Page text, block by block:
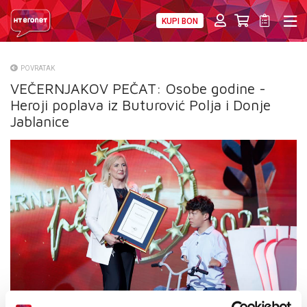
KUPI BON
O NAMA
PRESS
NATJEČAJI
VELEPRODAJA
KONTAKTI
MOJ PROFIL
E-RAČUN
POVRATAK
VEČERNJAKOV PEČAT: Osobe godine -
Heroji poplava iz Buturović Polja i Donje
Jablanice